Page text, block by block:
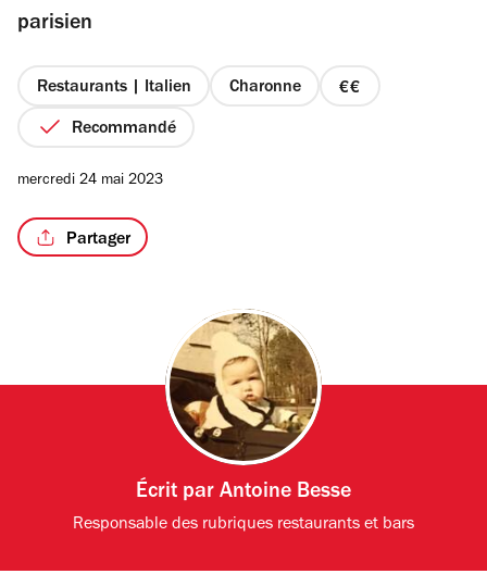
parisien
Restaurants | Italien Charonne
prix
Recommandé
mercredi 24 mai 2023
Partager
Écrit par Antoine Besse
Responsable des rubriques restaurants et bars